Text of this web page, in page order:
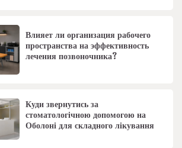
Влияет ли организация рабочего
пространства на эффективность
лечения позвоночника?
Куди звернутись за
стоматологічною допомогою на
Оболоні для складного лікування